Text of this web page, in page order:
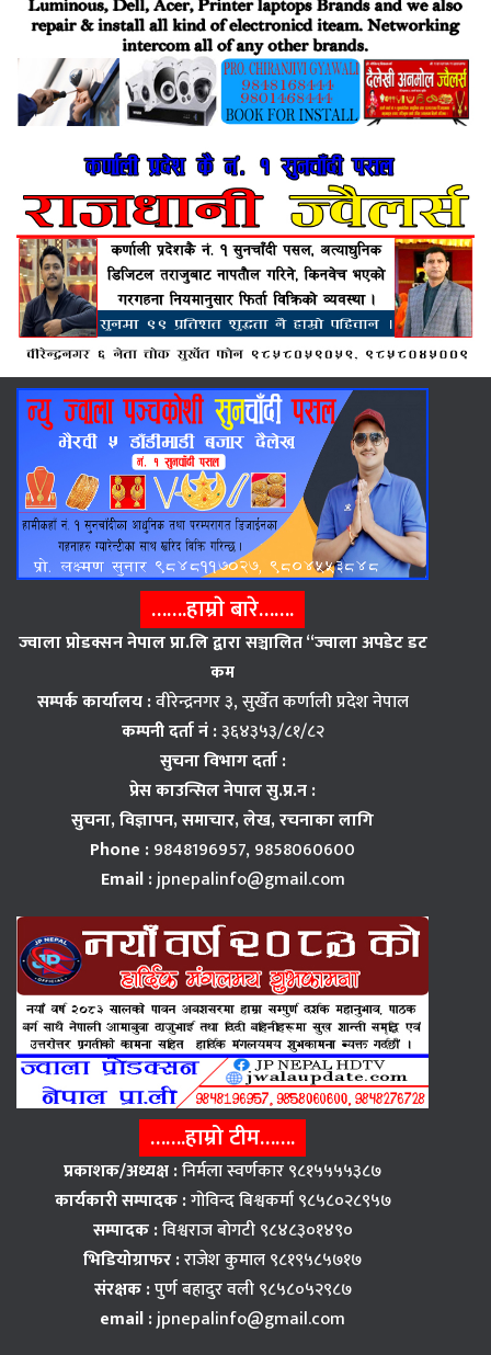
…….हाम्राे बारे…….
ज्वाला प्राेडक्सन नेपाल प्रा.लि द्वारा सञ्चालित “ज्वाला अपडेट डट
कम
सम्पर्क कार्यालय :वीरेन्द्रनगर ३, सुर्खेत कर्णाली प्रदेश नेपाल
कम्पनी दर्ता नं :३६४३५३/८१/८२
सुचना विभाग दर्ता :
प्रेस काउन्सिल नेपाल सु.प्र.न :
सुचना, विज्ञापन,समाचार, लेख, रचनाका लागि
Phone :9848196957, 9858060600
Email :jpnepalinfo@gmail.com
…….हाम्रो टीम…….
प्रकाशक/अध्यक्ष :निर्मला स्वर्णकार ९८१५५५५३८७
कार्यकारी सम्पादक :गोविन्द बिश्वकर्मा ९८५८०२८९५७
सम्पादक :विश्वराज बाेगटी ९८४८३०१४९०
भिडियोग्राफर :राजेश कुमाल ९८१९५८५७१७
संरक्षक :पुर्ण बहादुर वली ९८५८०५२९८७
email :jpnepalinfo@gmail.com